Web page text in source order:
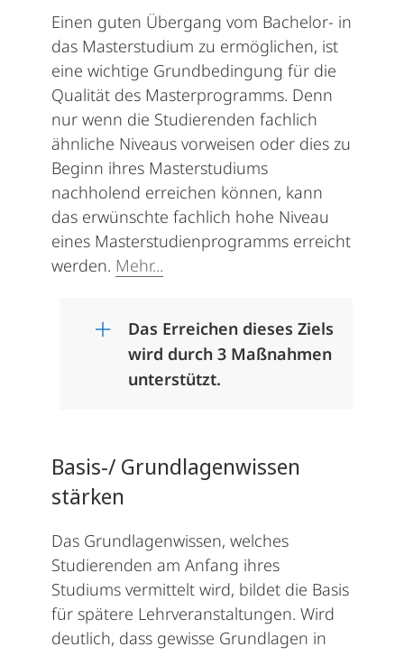
Einen guten Übergang vom Bachelor- in
das Masterstudium zu ermöglichen, ist
eine wichtige Grundbedingung für die
Qualität des Masterprogramms. Denn
nur wenn die Studierenden fachlich
ähnliche Niveaus vorweisen oder dies zu
Beginn ihres Masterstudiums
nachholend erreichen können, kann
das erwünschte fachlich hohe Niveau
eines Masterstudienprogramms erreicht
werden. Mehr...
Das Erreichen dieses Ziels
wird durch 3 Maßnahmen
unterstützt.
Basis-/ Grundlagenwissen
stärken
Das Grundlagenwissen, welches
Studierenden am Anfang ihres
Studiums vermittelt wird, bildet die Basis
für spätere Lehrveranstaltungen. Wird
deutlich, dass gewisse Grundlagen in